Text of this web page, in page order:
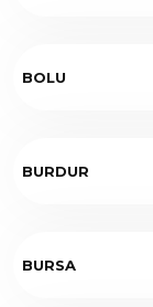
BOLU
BURDUR
BURSA